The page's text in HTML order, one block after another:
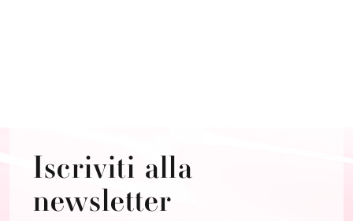
Iscriviti alla
newsletter